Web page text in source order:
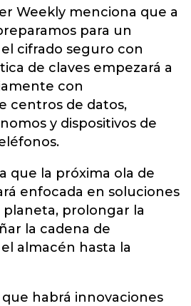
Weekly menciona que a
para un
cifrado seguro con
de claves empezará a
con
centros de datos,
y dispositivos de
que la próxima ola de
enfocada en soluciones
prolongar la
la cadena de
almacén hasta la
habrá innovaciones